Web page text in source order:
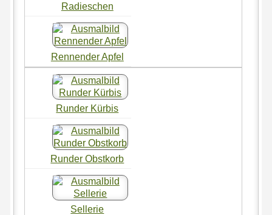
Radieschen
Rennender Apfel
Runder Kürbis
Runder Obstkorb
Sellerie